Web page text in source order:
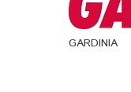
GARDINIA